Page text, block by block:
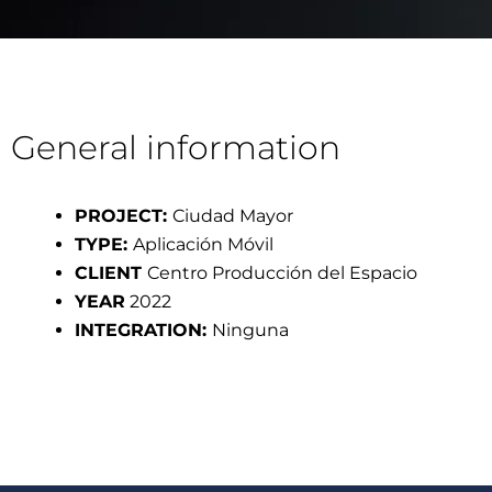
General information
PROJECT: Ciudad Mayor
TYPE: Aplicación Móvil
CLIENT Centro Producción del Espacio
YEAR 2022
INTEGRATION: Ninguna